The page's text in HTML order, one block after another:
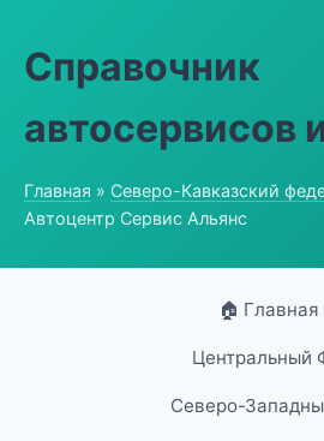
Справочник
автосервисов
Главная » Северо-Кавказский
Автоцентр Сервис Альянс
🏠 Главная
Центральный
Северо-